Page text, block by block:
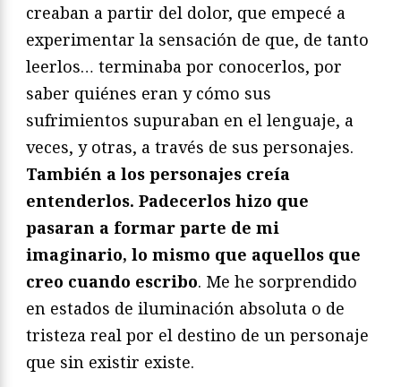
creaban a partir del dolor, que empecé a
experimentar la sensación de que, de tanto
leerlos… terminaba por conocerlos, por
saber quiénes eran y cómo sus
sufrimientos supuraban en el lenguaje, a
veces, y otras, a través de sus personajes.
También a los personajes creía
entenderlos. Padecerlos hizo que
pasaran a formar parte de mi
imaginario, lo mismo que aquellos que
creo cuando escribo. Me he sorprendido
en estados de iluminación absoluta o de
tristeza real por el destino de un personaje
que sin existir existe.